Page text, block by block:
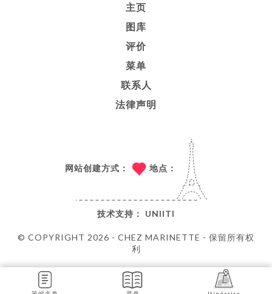
主页
图库
评价
菜单
联系人
法律声明
© COPYRIGHT 2026 - CHEZ MARINETTE - 保留所有权
利
网站创建方式： 地点：
技术支持： UNIITI